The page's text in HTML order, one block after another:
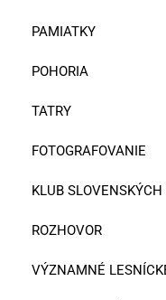
PAMIATKY
POHORIA
TATRY
FOTOGRAFOVANIE
KLUB
ROZHOVOR
VÝZNAMNÉ